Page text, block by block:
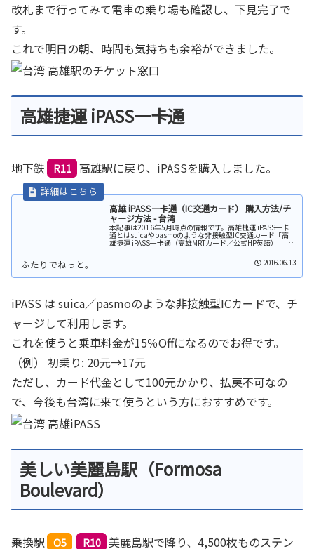
改札まで行ってみて電車の乗り場も確認し、下見完了で
す。
これで明日の朝、時間も気持ちも余裕ができました。
高雄捷運 iPASS一卡通
地下鉄 R11 高雄駅に戻り、iPASSを購入しました。
高雄 iPASS一卡通（IC交通カード） 購入方法/チ
ャージ方法 - 台湾
本記事は2016年5月時点の情報です。高雄捷運 iPASS一卡
通とはsuicaやpasmoのような非接触型IC交通カード「高
雄捷運 iPASS一卡通（高雄MRTカード／公式HP英語）」 。
2016.06.13
iPASS は suica／pasmoのような非接触型ICカードで、チ
ャージして利用します。
これを使うと乗車料金が15％Offになるのでお得です。
（例） 初乗り: 20元→17元
ただし、カード代金として100元かかり、払戻不可なの
で、今後も台湾に来て使うという方におすすめです。
美しい美麗島駅 （Formosa
Boulevard）
乗換駅 O5 R10 美麗島駅で降り、4,500枚ものステン